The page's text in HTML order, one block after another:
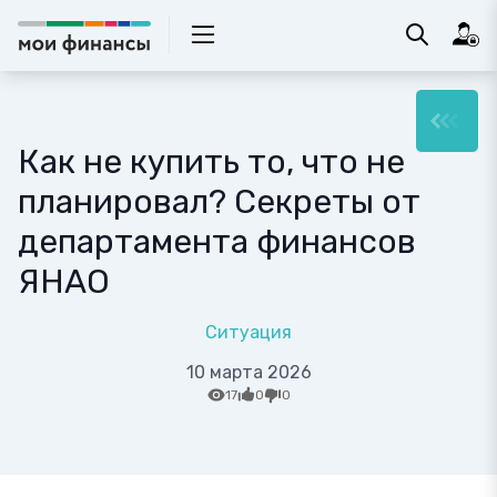
Как не купить то, что не
планировал? Секреты от
департамента финансов
ЯНАО
Ситуация
10 марта 2026
17 0 0